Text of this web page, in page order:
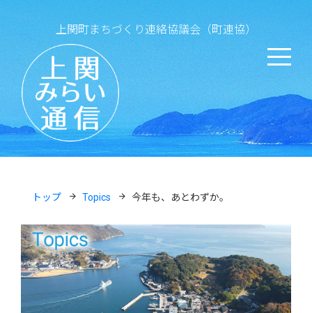
上関町まちづくり連絡協議会（町連協）
トップ Topics 今年も、あとわずか。